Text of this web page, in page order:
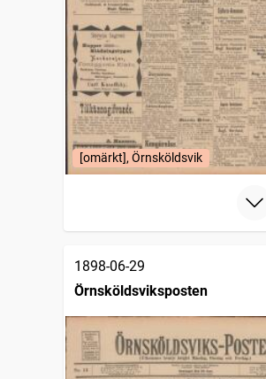
[omärkt], Örnsköldsvik
1898-06-29
Örnsköldsviksposten